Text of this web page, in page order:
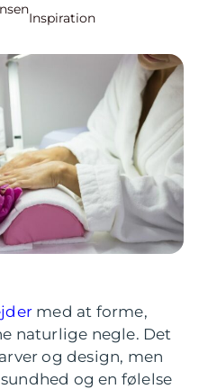
Inspiration
med at forme,
naturlige negle. Det
og design, men
og en følelse